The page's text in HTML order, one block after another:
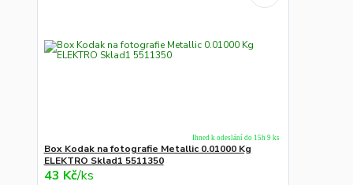
Box Kodak na fotografie Metallic 0.01000 Kg
ELEKTRO Sklad1 5511350
43 Kč/ks
Ihned k odeslání do 15h 9 ks